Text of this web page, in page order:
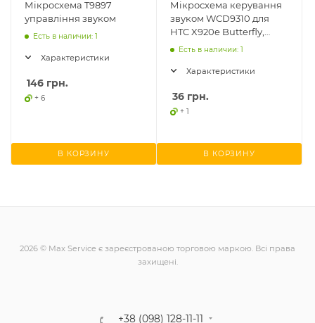
Мікросхема T9897
управління звуком
Есть в наличии: 1
Характеристики
146 грн.
+ 6
В КОРЗИНУ
Мікросхема керування
звуком WCD9310 для
HTC X920e Butterfly,
Sony Ericsson LT30p
Есть в наличии: 1
Характеристики
36 грн.
+ 1
В КОРЗИНУ
2026 © Max Service є зареєстрованою торговою маркою. Всі права
захищені.
+38 (098) 128-11-11